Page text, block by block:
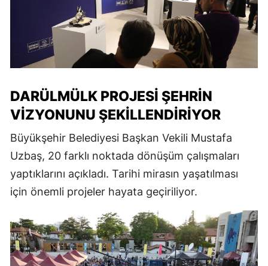
DARÜLMÜLK PROJESI ŞEHRIN
VIZYONUNU ŞEKILLENDIRIYOR
Büyükşehir Belediyesi Başkan Vekili Mustafa
Uzbaş, 20 farklı noktada dönüşüm çalışmaları
yaptıklarını açıkladı. Tarihi mirasın yaşatılması
için önemli projeler hayata geçiriliyor.